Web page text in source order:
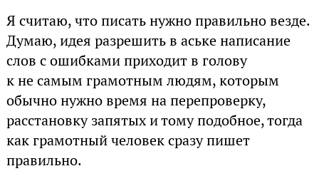
Я считаю, что писать нужно правильно везде.
Думаю, идея разрешить в аське написание
слов с ошибками приходит в голову
к не самым грамотным людям, которым
обычно нужно время на перепроверку,
расстановку запятых и тому подобное, тогда
как грамотный человек сразу пишет
правильно.